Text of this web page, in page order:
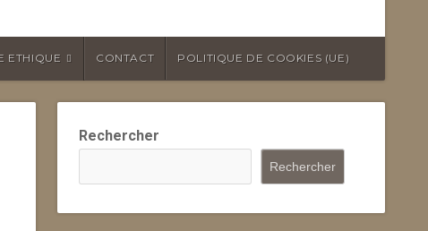
ETHIQUE CONTACT POLITIQUE DE COOKIES (UE)
Rechercher
Rechercher